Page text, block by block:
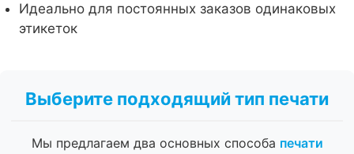
Идеально для постоянных заказов одинаковых
этикеток
Выберите подходящий тип печати
Мы предлагаем два основных способа печати